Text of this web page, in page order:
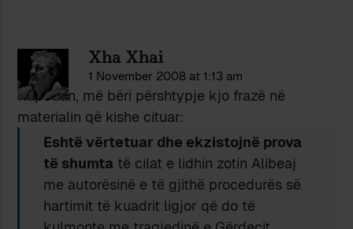
Xha Xhai
1 November 2008 at 1:13 am
Kapedan, më bëri përshtypje kjo frazë në
materialin që kishe cituar:
Eshtë vërtetuar dhe ekzistojnë prova
të shumta të cilat e lidhin zotin Alibeaj
me autorësinë e të gjithë procedurës së
hartimit të kuadrit ligjor që do të